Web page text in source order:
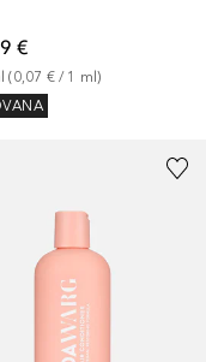
€
(0,07 € / 1 ml)